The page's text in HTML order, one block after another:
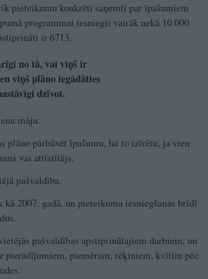
pieteikumu konkrēti saņemti par īpašumiem
programmai iesniegti vairāk nekā 10 000
ir 6713.
no tā, vai viņš ir
viņš plāno iegādāties
dzīvot.
māju.
plāno pārbūvēt īpašumu, lai to izīrētu, ja vien
vai attīstītājs.
pašvaldība.
2007. gadā, un pieteikuma iesniegšanas brīdī
pašvaldības apstiprinātajiem darbiem, un
pierādījumiem, piemēram, rēķiniem, kvītīm pēc